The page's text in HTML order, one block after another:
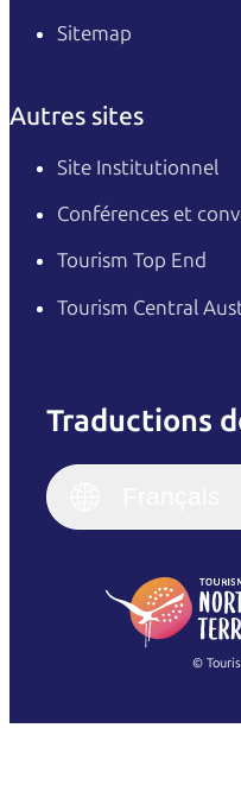
Sitemap
Autres sites
Site Institutionnel
Conférences et
Tourism Top End
Tourism Central
Traductions
English
(Singapore)
Français
©